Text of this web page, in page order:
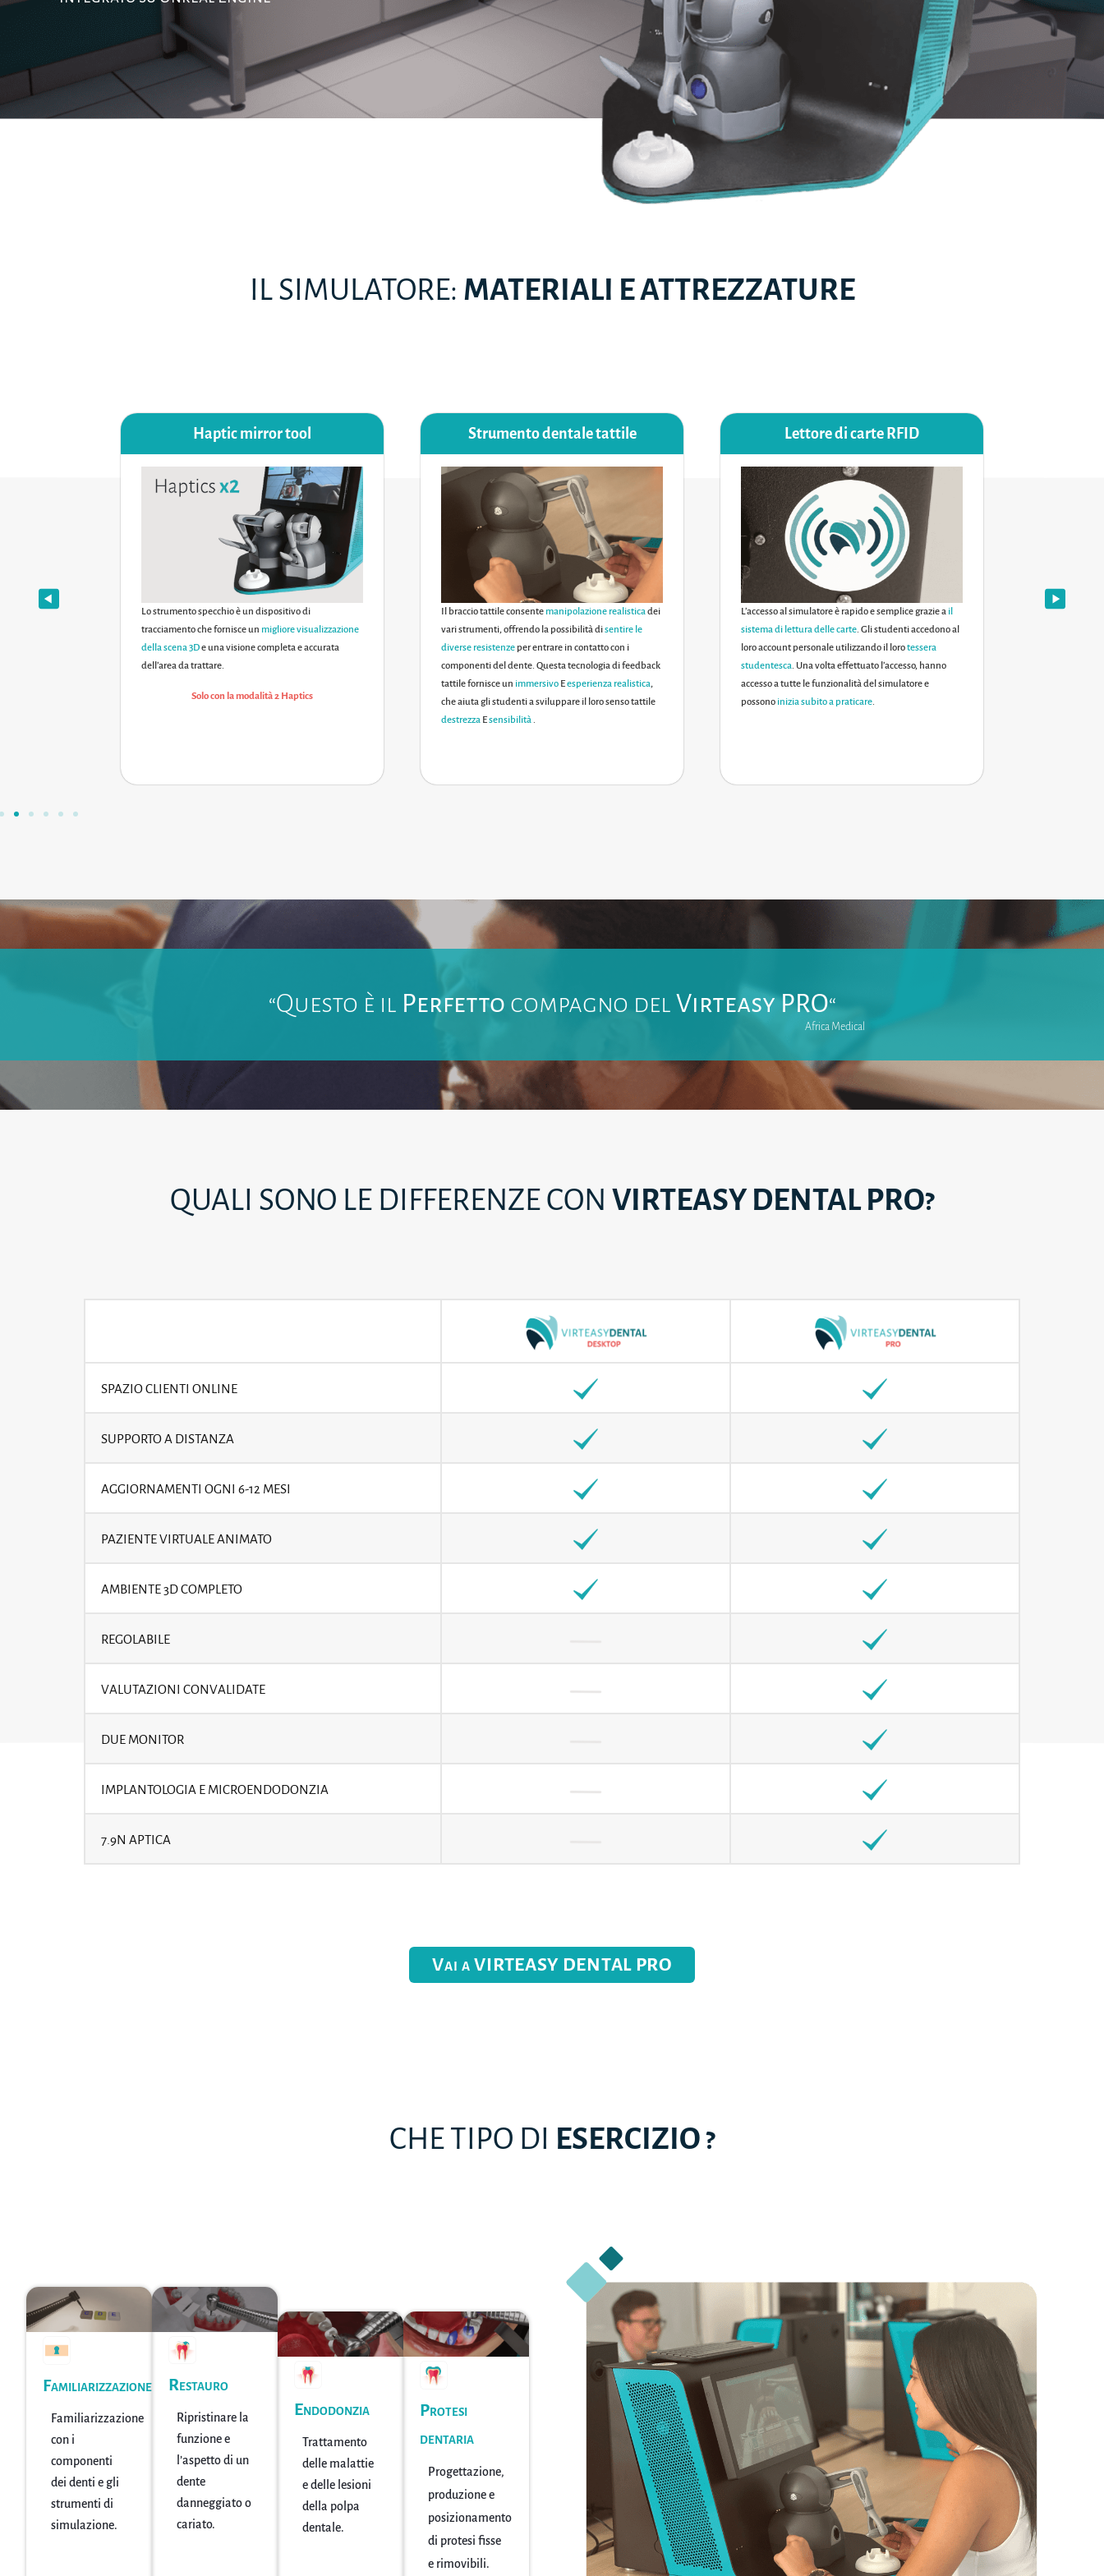
IL SIMULATORE: MATERIALI E ATTREZZATURE
Haptic mirror tool
Lo strumento specchio è un dispositivo di
tracciamento che fornisce un migliore visualizzazione
della scena 3De una visione completa e accurata
dell’area da trattare.
Solo con la modalità 2 Haptics
Strumento dentale tattile
Il braccio tattile consente manipolazione realisticadei
vari strumenti, offrendo la possibilità disentire le
diverse resistenze per entrare in contatto con i
componenti del dente. Questa tecnologia di feedback
tattile fornisce un immersivo Eesperienza realistica,
che aiuta gli studenti a sviluppare il loro senso tattile
destrezza Esensibilità .
Lettore di carte RFID
L’accesso al simulatore è rapido e semplice grazie a il
sistema di lettura delle carte. Gli studenti accedono al
loro account personale utilizzando il lorotessera
studentesca. Una volta effettuato l’accesso, hanno
accesso a tutte le funzionalità del simulatore e
possono inizia subito a praticare.
Virteasy
“Questo è il Perfetto compagno del Virteasy PRO“
Africa Medical
QUALI SONO LE DIFFERENZE CON VIRTEASY DENTAL PRO?
SPAZIO CLIENTI ONLINE
SUPPORTO A DISTANZA
AGGIORNAMENTI OGNI 6-12 MESI
PAZIENTE VIRTUALE ANIMATO
AMBIENTE 3D COMPLETO
REGOLABILE
VALUTAZIONI CONVALIDATE
DUE MONITOR
IMPLANTOLOGIA E MICROENDODONZIA
7.9N APTICA
Vai a VIRTEASY DENTAL PRO
CHE TIPO DI ESERCIZIO ?
Familiarizzazione
Familiarizzazione
con i
componenti
dei denti e gli
strumenti di
simulazione.
Restauro
Ripristinare la
funzione e
l’aspetto di un
dente
danneggiato o
cariato.
Endodonzia
Trattamento
delle malattie
e delle lesioni
della polpa
dentale.
Protesi
dentaria
Progettazione,
produzione e
posizionamento
di protesi fisse
e rimovibili.